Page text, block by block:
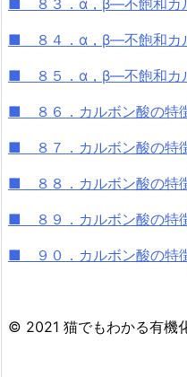
■ ８３．α，β—不飽和カ
■ ８４．α，β—不飽和カ
■ ８５．α，β—不飽和カ
■ ８６．カルボン酸の
■ ８７．カルボン酸の
■ ８８．カルボン酸の
■ ８９．カルボン酸の
■ ９０．カルボン酸の
© 2021 猫でもわかる有機